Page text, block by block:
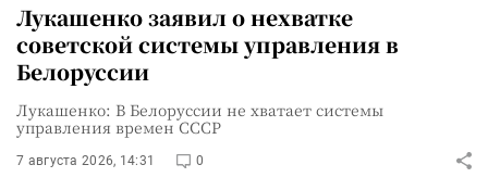
Лукашенко заявил о нехватке
советской системы управления в
Белоруссии
Лукашенко: В Белоруссии не хватает системы
управления времен СССР
7 августа 2026, 14:31 0